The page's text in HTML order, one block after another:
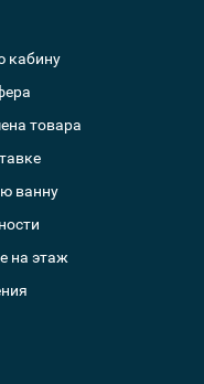
кабину
товара
ванну
на этаж